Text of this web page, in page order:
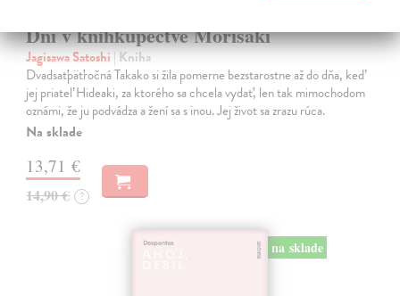
Dni v kníhkupectve Morisaki
Jagisawa Satoshi | Kniha
Dvadsaťpäťročná Takako si žila pomerne bezstarostne až do dňa, keď
jej priateľ Hideaki, za ktorého sa chcela vydať, len tak mimochodom
oznámi, že ju podvádza a žení sa s inou. Jej život sa zrazu rúca.
Na sklade
13,71 €
14,90 € ?
na sklade